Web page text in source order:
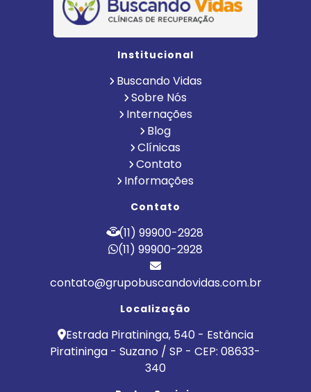
Institucional
Buscando Vidas
Sobre Nós
Internações
Blog
Clínicas
Contato
Informações
Contato
(11) 99900-2928
(11) 99900-2928
contato@grupobuscandovidas.com.br
Localização
Estrada Piratininga, 540 - Estância
Piratininga - Suzano / SP - CEP: 08633-
340